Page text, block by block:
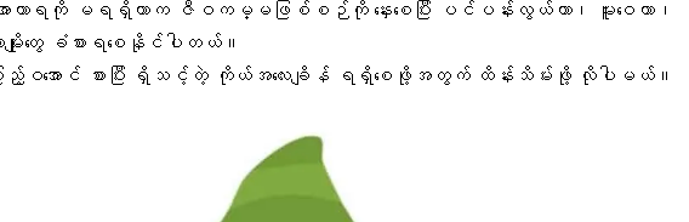
ဟာရ ကို မရရှိတာက ဇီဝကမ္မဖြစ်စဉ်ကို နှေးစေပြီး ပင်ပန်းလွယ်တာ၊ မူးဝေတာ၊
ျိုးတွေ ခံစားရစေနိုင်ပါတယ်။
ရပြည့်ဝအောင် စားပြီး ရှိသင့်တဲ့ ကိုယ်အလေးချိန် ရရှိစေဖို့အတွက် ထိန်းသိမ်းဖို့ လိုပါမယ်။